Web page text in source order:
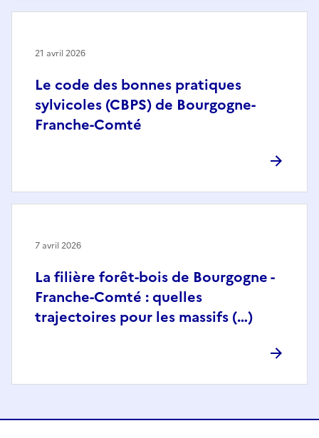
Le code des bonnes pratiques
sylvicoles (CBPS) de Bourgogne-
Franche-Comté
21 avril 2026
La filière forêt-bois de Bourgogne -
Franche-Comté : quelles
trajectoires pour les massifs (…)
7 avril 2026